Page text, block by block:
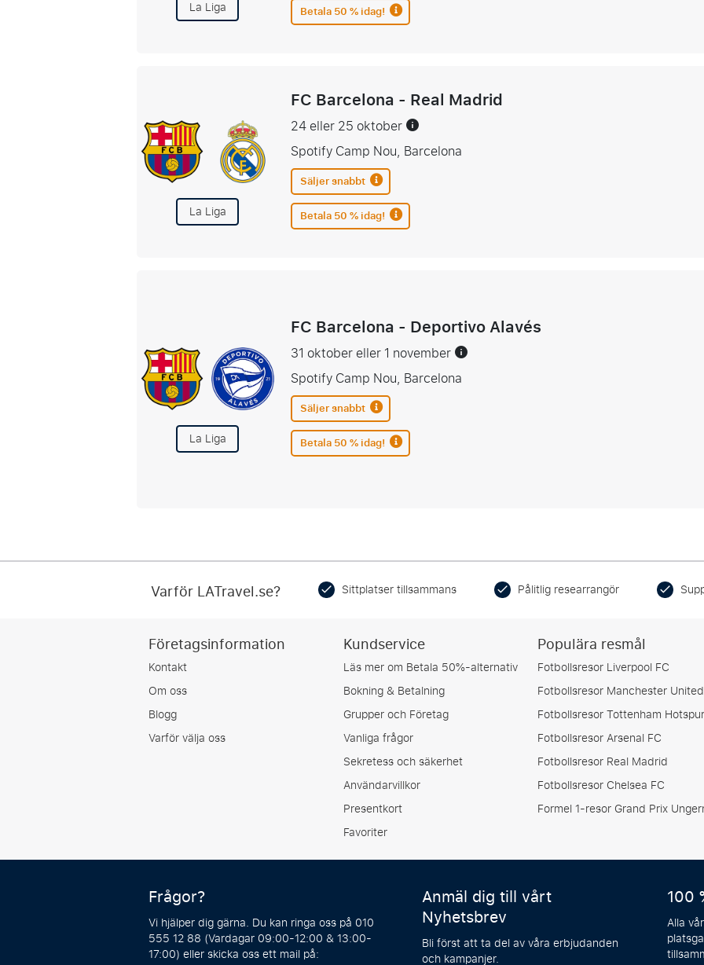
La Liga
Betala 50 % idag!
La Liga
FC Barcelona - Real Madrid
24 eller 25 oktober
Spotify Camp Nou, Barcelona
Säljer snabbt
Betala 50 % idag!
La Liga
FC Barcelona - Deportivo Alavés
31 oktober eller 1 november
Spotify Camp Nou, Barcelona
Säljer snabbt
Betala 50 % idag!
Varför LATravel.se? Sittplatser tillsammans Pålitlig researrangör
Företagsinformation
Kontakt
Om oss
Blogg
Varför välja oss
Kundservice
Läs mer om Betala 50%-alternativ
Bokning & Betalning
Grupper och Företag
Vanliga frågor
Sekretess och säkerhet
Användarvillkor
Presentkort
Favoriter
Populära resmål
Fotbollsresor Liverpool FC
Fotbollsresor Manchester United
Fotbollsresor Tottenham Hotspur
Fotbollsresor Arsenal FC
Fotbollsresor Real Madrid
Fotbollsresor Chelsea FC
Formel 1-resor Grand Prix
Frågor?
Vi hjälper dig gärna. Du kan ringa oss på 010
555 12 88 (Vardagar 09:00-12:00 & 13:00-
17:00) eller skicka oss ett mail på:
Anmäl dig till vårt
Nyhetsbrev
Bli först att ta del av våra erbjudanden
och kampanjer.
100
Alla